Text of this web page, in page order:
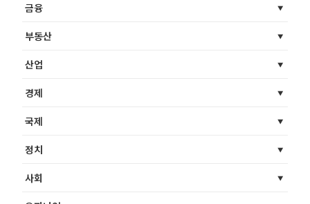
금융
부동산
산업
경제
국제
정치
사회